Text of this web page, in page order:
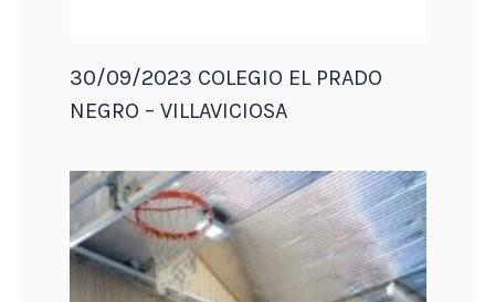
30/09/2023 COLEGIO EL PRADO
NEGRO – VILLAVICIOSA